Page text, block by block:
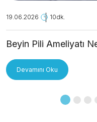
19.06.2026 10dk.
Beyin Pili Ameliyatı
Devamını Oku